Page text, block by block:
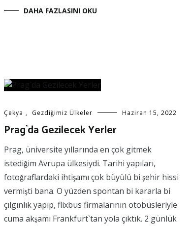
DAHA FAZLASINI OKU
Çekya , Gezdiğimiz Ülkeler Haziran 15, 2022
Prag`da Gezilecek Yerler
Prag, üniversite yıllarında en çok gitmek
istediğim Avrupa ülkesiydi. Tarihi yapıları,
fotoğraflardaki ihtişamı çok büyülü bi şehir hissi
vermişti bana. O yüzden spontan bi kararla bi
çılgınlık yapıp, flixbus firmalarının otobüsleriyle
cuma akşamı Frankfurt`tan yola çıktık. 2 günlük